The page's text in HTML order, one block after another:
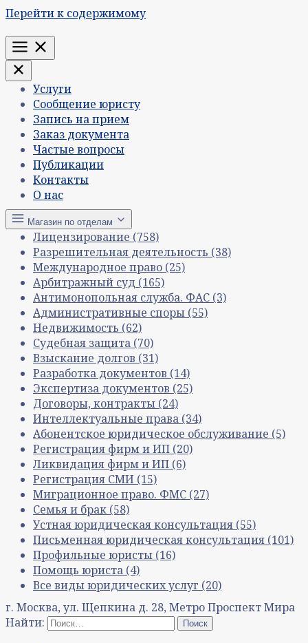
Перейти к содержимому
Меню
Услуги
Сообщение юристу
Запись на прием
Заказ документа
Частые вопросы
Публикации
Контакты
О нас
Магазин по отделам
Лицензирование (758)
Разрешительная деятельность (38)
Международное право (25)
Арбитражный суд (165)
Антимонопольная служба. ФАС (3)
Административные споры (55)
Недвижимость (62)
Судебная защита (70)
Взыскание долгов (31)
Разработка документов (14)
Экспертиза документов (25)
Договоры, контракты (24)
Интеллектуальные права (34)
Абонентское юридическое обслуживание (5)
Регистрация фирм и ИП (20)
Ликвидация фирм и ИП (6)
Регистрация СМИ (15)
Миграционное право. ФМС (27)
Семья и брак (58)
Устная юридическая консультация (55)
Письменная юридическая консультация (101)
Профильные юристы (16)
Помощь юриста (4)
Все виды юридических услуг (20)
г. Москва, ул. Щепкина д. 28, Метро Проспект Мира
Найти: